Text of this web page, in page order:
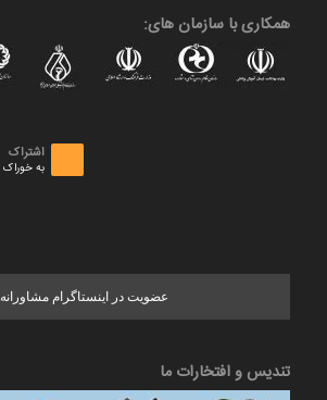
همکاری با سازمان های:
اشتراک
به خوراک RSS
عضویت در اینستاگرام مشاورانه
تندیس و افتخارات ما